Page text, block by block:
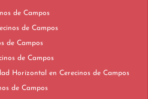
en Cerecinos de Campos
en Cerecinos de Campos
Cerecinos de Campos
en Cerecinos de Campos
Derecho Inmobiliario y Propiedad Horizontal en Cerecinos de Campos
en Cerecinos de Campos